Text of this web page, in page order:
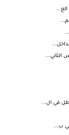
في ال...
ب...